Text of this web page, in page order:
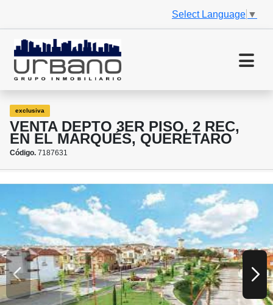
Select Language ▼
exclusiva
VENTA DEPTO 3ER PISO, 2 REC,
EN EL MARQUÉS, QUERETARO
Código. 7187631